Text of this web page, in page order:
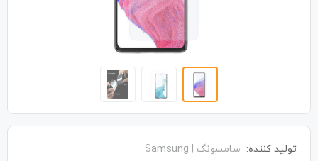
تولید کننده: سامسونگ | Samsung